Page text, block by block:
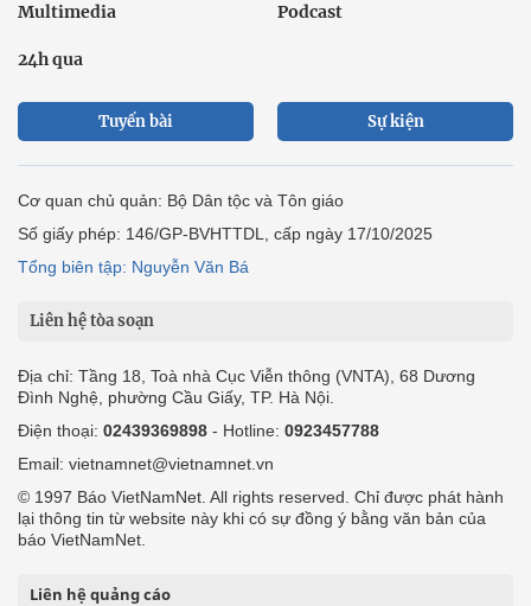
Multimedia Podcast
24h qua
Tuyến bài Sự kiện
Cơ quan chủ quản: Bộ Dân tộc và Tôn giáo
Số giấy phép: 146/GP-BVHTTDL, cấp ngày 17/10/2025
Tổng biên tập: Nguyễn Văn Bá
Liên hệ tòa soạn
Địa chỉ: Tầng 18, Toà nhà Cục Viễn thông (VNTA), 68 Dương
Đình Nghệ, phường Cầu Giấy, TP. Hà Nội.
Điện thoại: 02439369898 - Hotline: 0923457788
Email: vietnamnet@vietnamnet.vn
© 1997 Báo VietNamNet. All rights reserved. Chỉ được phát hành
lại thông tin từ website này khi có sự đồng ý bằng văn bản của
báo VietNamNet.
Liên hệ quảng cáo